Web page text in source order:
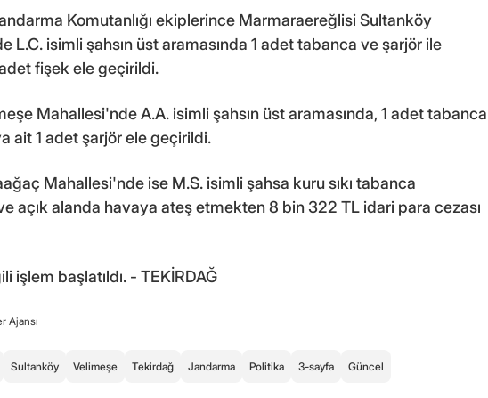
Komutanlığı ekiplerince Marmaraereğlisi Sultanköy
L.C. isimli şahsın üst aramasında 1 adet tabanca ve şarjör ile
fişek ele geçirildi.
Mahallesi'nde A.A. isimli şahsın üst aramasında, 1 adet tabanca
ait 1 adet şarjör ele geçirildi.
Mahallesi'nde ise M.S. isimli şahsa kuru sıkı tabanca
açık alanda havaya ateş etmekten 8 bin 322 TL idari para cezası
işlem başlatıldı. - TEKİRDAĞ
Ajansı
Sultanköy Velimeşe Tekirdağ Jandarma Politika 3-sayfa Güncel